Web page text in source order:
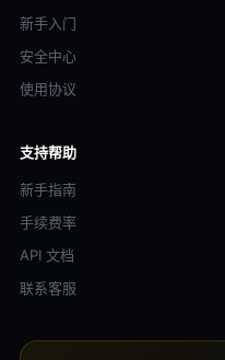
新手入门
安全中心
使用协议
支持帮助
新手指南
手续费率
API 文档
联系客服